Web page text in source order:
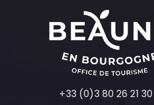
+33 (0)3 80 26 21 30